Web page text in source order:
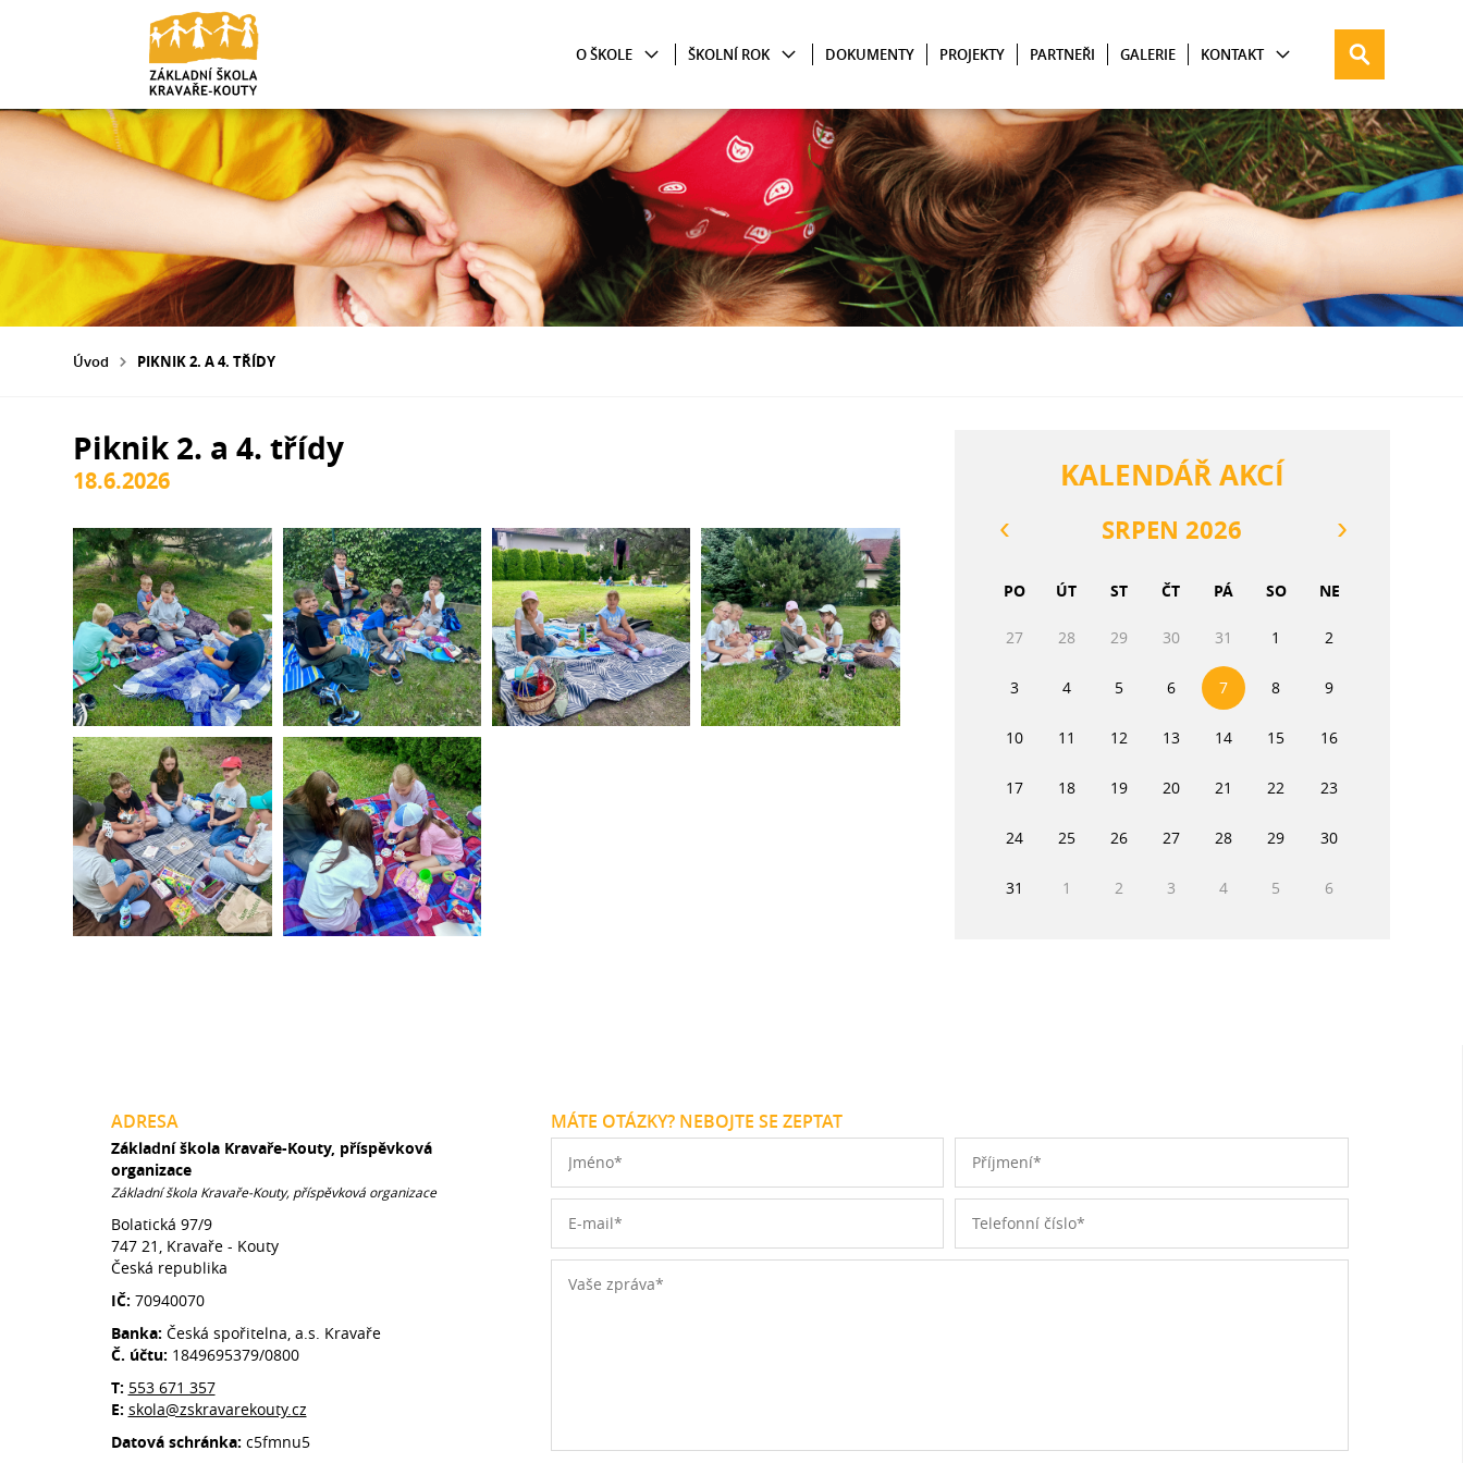
O ŠKOLE ŠKOLNÍ ROK DOKUMENTY PROJEKTY PARTNEŘI GALERIE KONTAKT
Úvod PIKNIK 2. A 4. TŘÍDY
Piknik 2. a 4. třídy
18.6.2026 KALENDÁŘ AKCÍ
SRPEN 2026
PO ÚT ST ČT PÁ SO NE
27 28 29 30 31 1 2
3 4 5 6 7 8 9
10 11 12 13 14 15 16
17 18 19 20 21 22 23
24 25 26 27 28 29 30
31 1 2 3 4 5 6
ADRESA
Základní škola Kravaře-Kouty, příspěvková
organizace
Základní škola Kravaře-Kouty, příspěvková organizace
Bolatická 97/9
747 21, Kravaře - Kouty
Česká republika
IČ: 70940070
Banka: Česká spořitelna, a.s. Kravaře
Č. účtu: 1849695379/0800
T: 553 671 357
E: skola@zskravarekouty.cz
Datová schránka: c5fmnu5
MÁTE OTÁZKY? NEBOJTE SE ZEPTAT